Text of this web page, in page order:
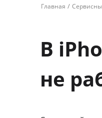
Главная /
В
не